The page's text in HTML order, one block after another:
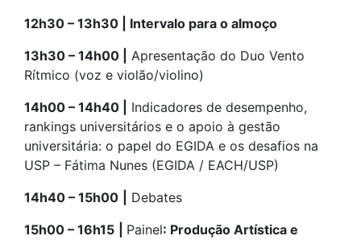
12h30 – 13h30 | Intervalo para o almoço
13h30 – 14h00 |
Apresentação do Duo Vento
Rítmico (voz e violão/violino)
14h00 – 14h40 |
Indicadores de desempenho,
rankings universitários e o apoio à gestão
universitária: o papel do EGIDA e os desafios na
USP – Fátima Nunes (EGIDA / EACH/USP)
14h40 – 15h00
Debates
15h00 – 16h15
Painel: Produção Artística e